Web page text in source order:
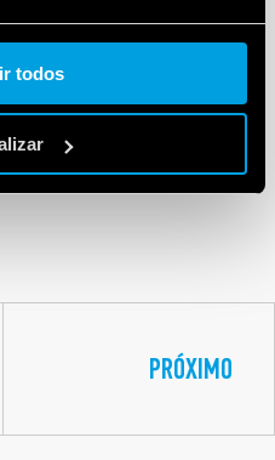
todospublic/attachments/7S
PRÓXIMO